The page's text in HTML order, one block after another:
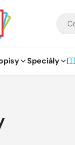
Speciály